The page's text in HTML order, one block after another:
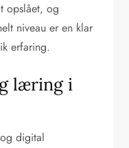
opslået, og
niveau er en klar
erfaring.
læring i
digital